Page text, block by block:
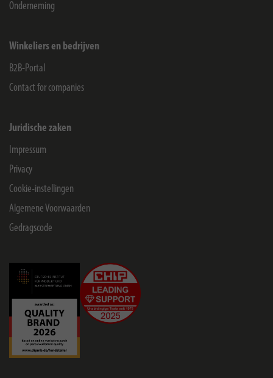
Onderneming
Winkeliers en bedrijven
B2B-Portal
Contact for companies
Juridische zaken
Impressum
Privacy
Cookie-instellingen
Algemene Voorwaarden
Gedragscode